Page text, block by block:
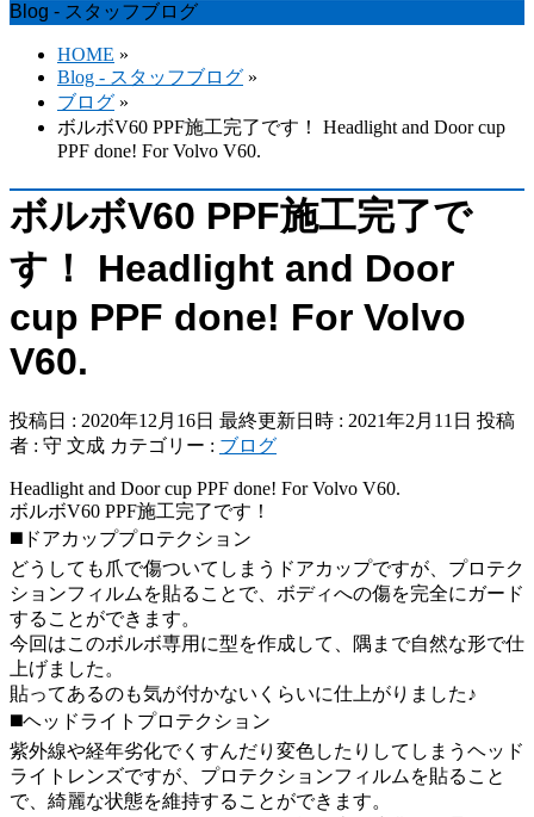
Blog - スタッフブログ
HOME »
Blog - スタッフブログ »
ブログ »
ボルボV60 PPF施工完了です！ Headlight and Door cup
PPF done! For Volvo V60.
ボルボV60 PPF施工完了で
す！ Headlight and Door
cup PPF done! For Volvo
V60.
投稿日 : 2020年12月16日 最終更新日時 : 2021年2月11日 投稿
者 : 守 文成 カテゴリー : ブログ
Headlight and Door cup PPF done! For Volvo V60.
ボルボV60 PPF施工完了です！
◼️ドアカッププロテクション
どうしても爪で傷ついてしまうドアカップですが、プロテク
ションフィルムを貼ることで、ボディへの傷を完全にガード
することができます。
今回はこのボルボ専用に型を作成して、隅まで自然な形で仕
上げました。
貼ってあるのも気が付かないくらいに仕上がりました♪
◼️ヘッドライトプロテクション
紫外線や経年劣化でくすんだり変色したりしてしまうヘッド
ライトレンズですが、プロテクションフィルムを貼ること
で、綺麗な状態を維持することができます。